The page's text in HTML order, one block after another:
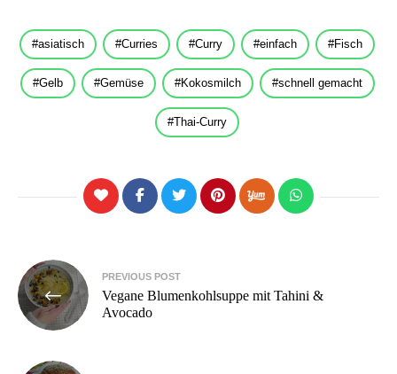
asiatisch Curries Curry einfach Fisch
Gelb Gemüse Kokosmilch schnell gemacht
Thai-Curry
Beitragsnavigation
PREVIOUS POST
Vegane Blumenkohlsuppe mit Tahini &
Avocado